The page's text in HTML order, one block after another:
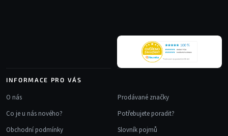
INFORMACE PRO VÁS
O nás
Co je u nás nového?
Obchodní podmínky
Prodávané značky
Potřebujete poradit?
Slovník pojmů